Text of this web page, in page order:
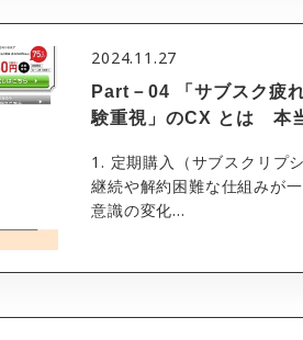
2024.11.27
Part－04 「サブスク疲
験重視」のCX とは 本
1. 定期購入（サブスクリプ
継続や解約困難な仕組みが
意識の変化...